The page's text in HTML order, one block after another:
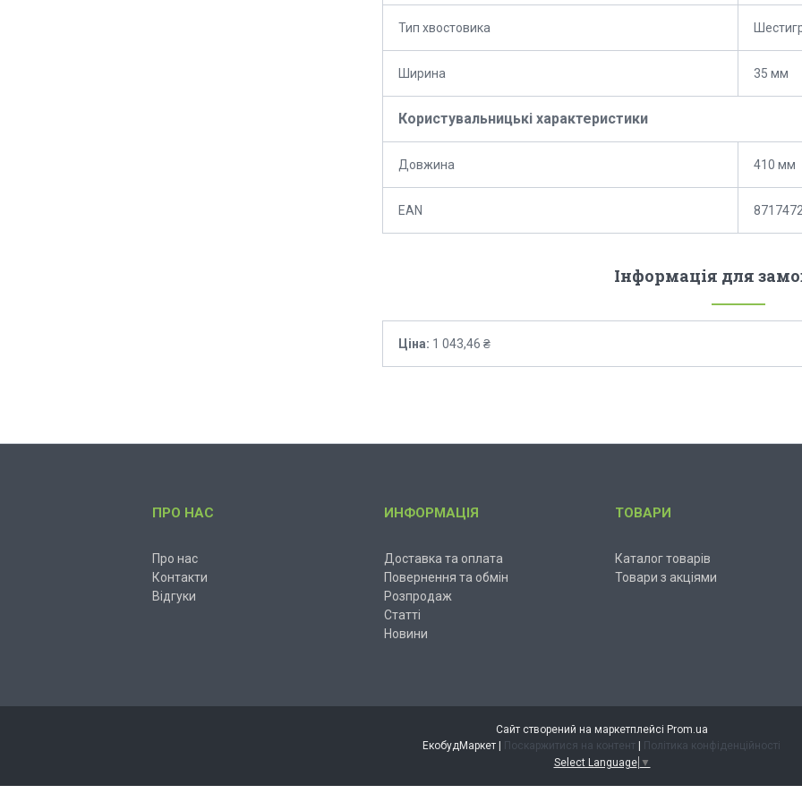
Тип хвостовика
Ширина 35 мм
Користувальницькі характеристики
Довжина 410 мм
EAN
Інформація для
Ціна: 1 043,46 ₴
ПРО НАС
Про нас
Контакти
Відгуки
ИНФОРМАЦІЯ
Доставка та оплата
Повернення та обмін
Розпродаж
Статті
Новини
ТОВАРИ
Каталог товарів
Товари з акціями
Сайт створений на маркетплейсі Prom.ua
Поскаржитися на контент
Політика конфіденційності
Select Language ▼